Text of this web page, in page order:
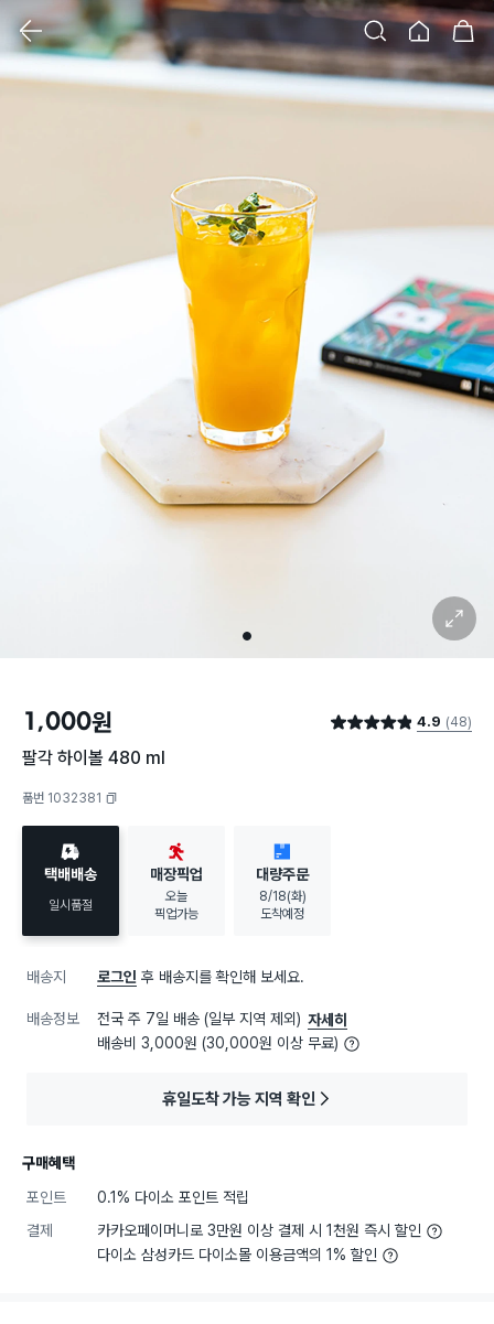
홈 장바구니
클릭 시 이미지 확대 보기 팝업 열림
1
확대 보기
1,000원 별점 4.9점 4.9 (48)
팔각 하이볼 480 ml
품번 1032381
택배배송
일시품절
매장픽업
오늘
픽업가능
대량주문
8/18(화)
도착예정
배송지 로그인 후 배송지를 확인해 보세요.
배송정보 전국 주 7일 배송 (일부 지역 제외) 자세히
배송비 3,000원 (30,000원 이상 무료)
휴일도착 가능 지역 확인
구매혜택
포인트
0.1% 다이소 포인트 적립
결제
카카오페이머니로 3만원 이상 결제 시 1천원 즉시 할인
다이소 삼성카드 다이소몰 이용금액의 1% 할인